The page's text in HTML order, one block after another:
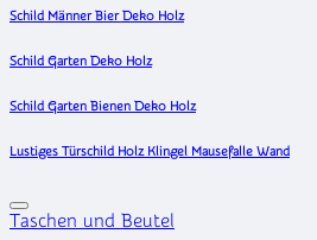
Schild Männer Bier Deko Holz
Schild Garten Deko Holz
Schild Garten Bienen Deko Holz
Lustiges Türschild Holz Klingel Mausefalle Wand
Posted
Taschen und Beutel